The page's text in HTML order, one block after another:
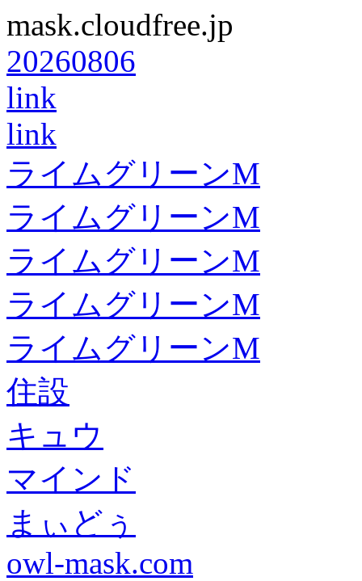
mask.cloudfree.jp
20260806
link
link
ライムグリーンM
ライムグリーンM
ライムグリーンM
ライムグリーンM
ライムグリーンM
住設
キュウ
マインド
まぃどぅ
owl-mask.com